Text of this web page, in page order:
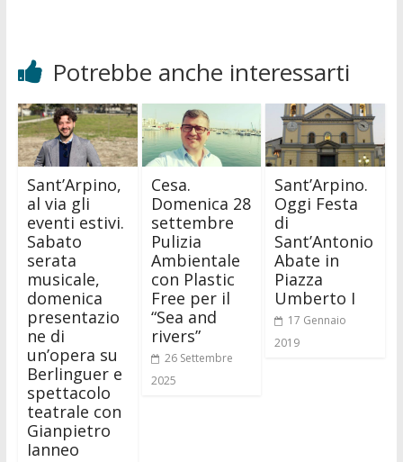
Potrebbe anche interessarti
Sant’Arpino,
al via gli
eventi estivi.
Sabato
serata
musicale,
domenica
presentazio
ne di
un’opera su
Berlinguer e
spettacolo
teatrale con
Gianpietro
Ianneo
Cesa.
Domenica 28
settembre
Pulizia
Ambientale
con Plastic
Free per il
“Sea and
rivers”
26 Settembre
2025
Sant’Arpino.
Oggi Festa
di
Sant’Antonio
Abate in
Piazza
Umberto I
17 Gennaio
2019